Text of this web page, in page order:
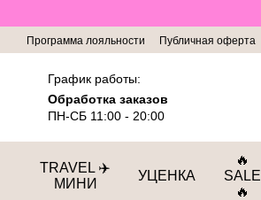
Программа лояльности Публичная оферта
График работы:
Обработка заказов
ПН-СБ 11:00 - 20:00
TRAVEL ✈️
МИНИ
УЦЕНКА
🔥
SALE
🔥